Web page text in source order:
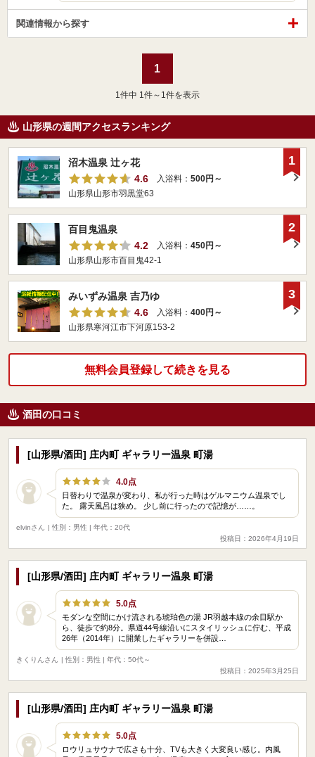
関連情報から探す
1
1 件中 1件～1件を表示
山形県の週間アクセスランキング
沼木温泉 辻ヶ花
4.6
入浴料： 500円～
山形県山形市羽黒堂63
1
百目鬼温泉
4.2
入浴料： 450円～
山形県山形市百目鬼42-1
2
みいずみ温泉 吉乃ゆ
4.6
入浴料： 400円～
山形県寒河江市下河原153-2
3
無料会員登録して続きを見る
酒田の口コミ
[山形県/酒田] 庄内町 ギャラリー温泉 町湯
4.0点
日替わりで温泉が変わり、私が行った時はゲルマニウム温泉でし
た。 露天風呂は狭め。 少し前に行ったので記憶が……。
elvinさん
| 性別：男性 | 年代：20代
投稿日：2026年4月19日
[山形県/酒田] 庄内町 ギャラリー温泉 町湯
5.0点
モダンな空間にかけ流される琥珀色の湯 JR羽越本線の余目駅か
ら、徒歩で約8分。県道44号線沿いにスタイリッシュに佇む、平成
26年（2014年）に開業したギャラリーを併設…
きくりんさん
| 性別：男性 | 年代：50代～
投稿日：2025年3月25日
[山形県/酒田] 庄内町 ギャラリー温泉 町湯
5.0点
ロウリュサウナで広さも十分、TVも大きく大変良い感じ。内風